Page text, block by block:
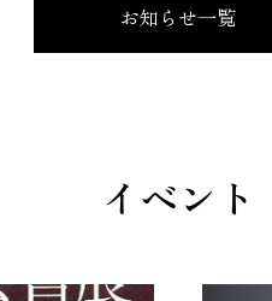
お知らせ一覧
イベント